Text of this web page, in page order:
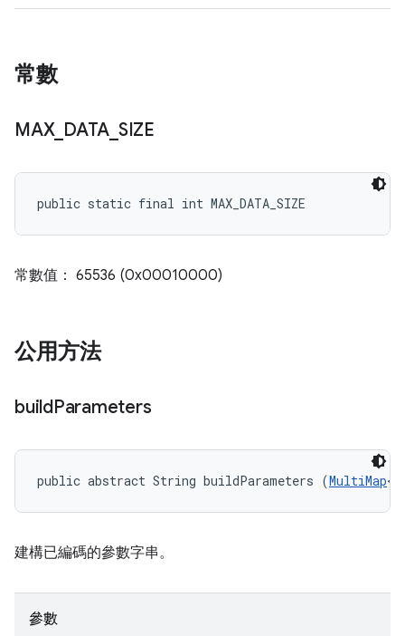
常數
MAX_ DATA SIZE
public static final int MAX_DATA_SIZE
常數值： 65536 (0x00010000)
公用方法
buildParameters
public abstract String buildParameters (MultiMap
建構已編碼的參數字串。
參數